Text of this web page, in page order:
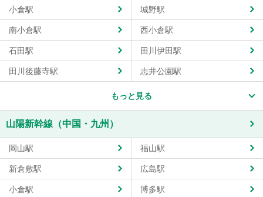
小倉駅 城野駅
南小倉駅 西小倉駅
石田駅 田川伊田駅
田川後藤寺駅 志井公園駅
もっと見る
山陽新幹線（中国・九州）
岡山駅 福山駅
新倉敷駅 広島駅
小倉駅 博多駅